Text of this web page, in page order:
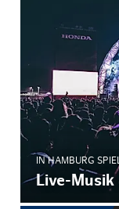
IN HAMBURG
Live-